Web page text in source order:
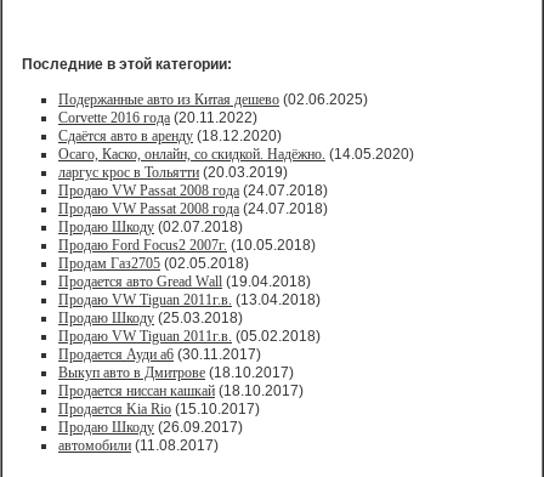
Последние в этой категории:
Подержанные авто из Китая дешево (02.06.2025)
Corvette 2016 года (20.11.2022)
Сдаётся авто в аренду (18.12.2020)
Осаго, Каско, онлайн, со скидкой. Надёжно. (14.05.2020)
ларгус крос в Тольятти (20.03.2019)
Продаю VW Passat 2008 года (24.07.2018)
Продаю VW Passat 2008 года (24.07.2018)
Продаю Шкоду (02.07.2018)
Продаю Ford Focus2 2007г. (10.05.2018)
Продам Газ2705 (02.05.2018)
Продается авто Greаd Wаll (19.04.2018)
Продаю VW Tiguan 2011г.в. (13.04.2018)
Продаю Шкоду (25.03.2018)
Продаю VW Tiguan 2011г.в. (05.02.2018)
Продается Ауди а6 (30.11.2017)
Выкуп авто в Дмитрове (18.10.2017)
Продается ниссан кашкай (18.10.2017)
Продается Kia Rio (15.10.2017)
Продаю Шкоду (26.09.2017)
автомобили (11.08.2017)